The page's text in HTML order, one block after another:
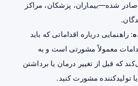
شده—بیماران، پزشکان، مراکز
: راهنمایی درباره اقداماتی که باید
معمولاً مشورتی است و به
که قبل از تغییر درمان یا برداشتن
تولیدکننده مشورت کنید.